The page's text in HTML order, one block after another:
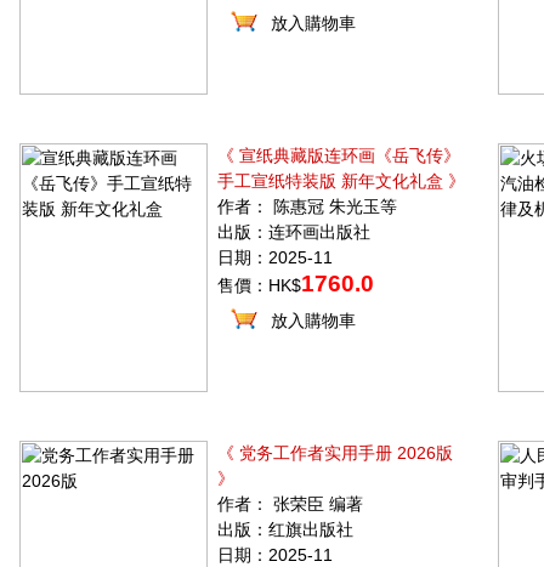
放入購物車
《 宣纸典藏版连环画《岳飞传》
手工宣纸特装版 新年文化礼盒 》
作者： 陈惠冠 朱光玉等
出版：连环画出版社
日期：2025-11
售價：HK$1760.0
放入購物車
《 党务工作者实用手册 2026版
》
作者： 张荣臣 编著
出版：红旗出版社
日期：2025-11